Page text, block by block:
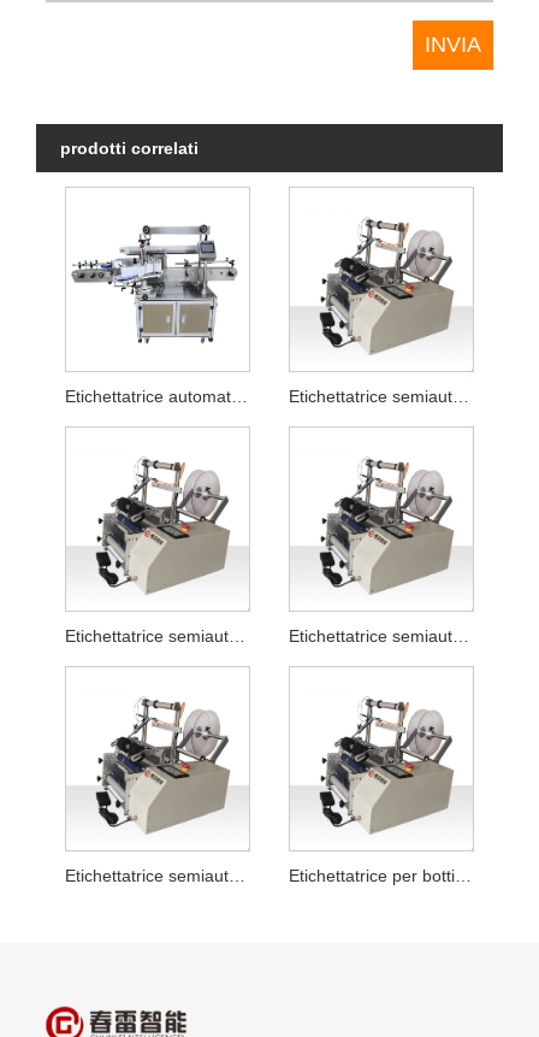
prodotti correlati
Etichettatrice automatica a colla
Etichettatrice semiautomatica per tubo detergente viso piatto
Etichettatrice semiautomatica per bottiglie rotonde in polvere liofilizzata